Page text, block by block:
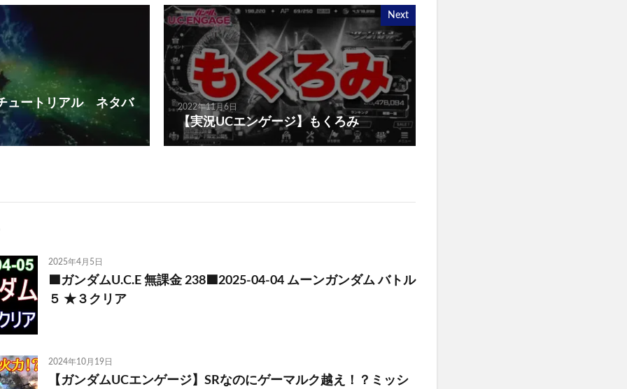
ュートリアル ネタバ
Next
2022年11月6日
【実況UCエンゲージ】もくろみ
2025年4月5日
🟦ガンダムU.C.E 無課金 238🟦2025-04-04 ムーンガンダム バトル
５ ★３クリア
2024年10月19日
【ガンダムUCエンゲージ】SRなのにゲーマルク越え！？ミッシ